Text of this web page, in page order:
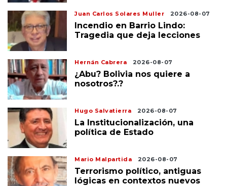
Juan Carlos Solares Muller 2026-08-07
Incendio en Barrio Lindo:
Tragedia que deja lecciones
Hernán Cabrera 2026-08-07
¿Abu? Bolivia nos quiere a
nosotros?.?
Hugo Salvatierra 2026-08-07
La Institucionalización, una
política de Estado
Mario Malpartida 2026-08-07
Terrorismo político, antiguas
lógicas en contextos nuevos